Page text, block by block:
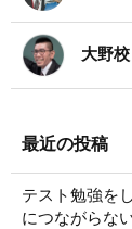
大野校
最近の投稿
テスト勉強を
につながらな